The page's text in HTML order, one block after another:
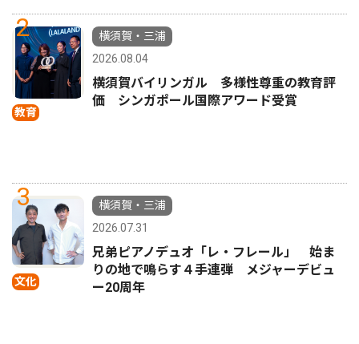
2
教育
横須賀・三浦
2026.08.04
横須賀バイリンガル 多様性尊重の教育評
価 シンガポール国際アワード受賞
3
文化
横須賀・三浦
2026.07.31
兄弟ピアノデュオ「レ・フレール」 始ま
りの地で鳴らす４手連弾 メジャーデビュ
ー20周年